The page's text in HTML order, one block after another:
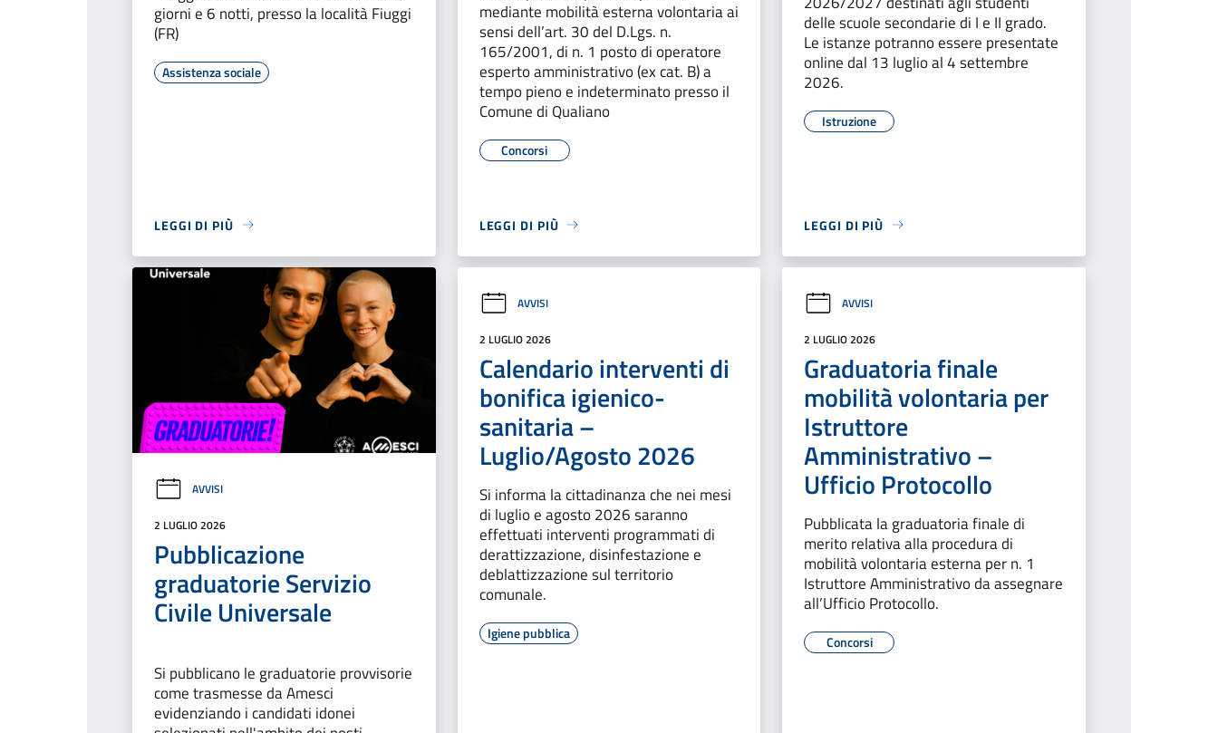
giorni e 6 notti, presso la località Fiuggi
(FR)
Assistenza sociale
LEGGI DI PIÙ
mediante mobilità esterna volontaria ai
sensi dell’art. 30 del D.Lgs. n.
165/2001, di n. 1 posto di operatore
esperto amministrativo (ex cat. B) a
tempo pieno e indeterminato presso il
Comune di Qualiano
Concorsi
LEGGI DI PIÙ
delle scuole secondarie di I e II grado.
Le istanze potranno essere presentate
online dal 13 luglio al 4 settembre
2026.
Istruzione
LEGGI DI PIÙ
AVVISI
2 LUGLIO 2026
Pubblicazione
graduatorie Servizio
Civile Universale
Si pubblicano le graduatorie provvisorie
come trasmesse da Amesci
evidenziando i candidati idonei
AVVISI
2 LUGLIO 2026
Calendario interventi di
bonifica igienico-
sanitaria –
Luglio/Agosto 2026
Si informa la cittadinanza che nei mesi
di luglio e agosto 2026 saranno
effettuati interventi programmati di
derattizzazione, disinfestazione e
deblattizzazione sul territorio
comunale.
Igiene pubblica
AVVISI
2 LUGLIO 2026
Graduatoria finale
mobilità volontaria per
Istruttore
Amministrativo –
Ufficio Protocollo
Pubblicata la graduatoria finale di
merito relativa alla procedura di
mobilità volontaria esterna per n. 1
Istruttore Amministrativo da assegnare
all’Ufficio Protocollo.
Concorsi